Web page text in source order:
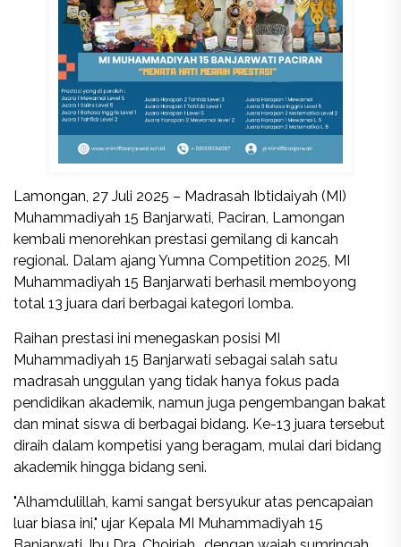
Lamongan, 27 Juli 2025 – Madrasah Ibtidaiyah (MI)
Muhammadiyah 15 Banjarwati, Paciran, Lamongan
kembali menorehkan prestasi gemilang di kancah
regional. Dalam ajang Yumna Competition 2025, MI
Muhammadiyah 15 Banjarwati berhasil memboyong
total 13 juara dari berbagai kategori lomba.
Raihan prestasi ini menegaskan posisi MI
Muhammadiyah 15 Banjarwati sebagai salah satu
madrasah unggulan yang tidak hanya fokus pada
pendidikan akademik, namun juga pengembangan bakat
dan minat siswa di berbagai bidang. Ke-13 juara tersebut
diraih dalam kompetisi yang beragam, mulai dari bidang
akademik hingga bidang seni.
"Alhamdulillah, kami sangat bersyukur atas pencapaian
luar biasa ini," ujar Kepala MI Muhammadiyah 15